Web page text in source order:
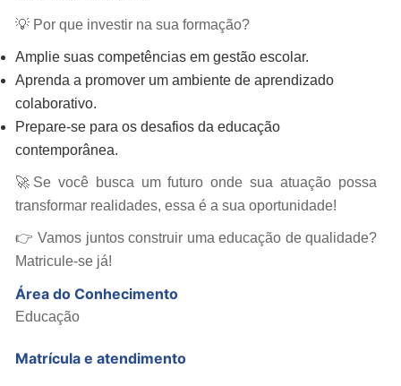
💡 Por que investir na sua formação?
Amplie suas competências em gestão escolar.
Aprenda a promover um ambiente de aprendizado
colaborativo.
Prepare-se para os desafios da educação
contemporânea.
🚀Se você busca um futuro onde sua atuação possa
transformar realidades, essa é a sua oportunidade!
👉 Vamos juntos construir uma educação de qualidade?
Matricule-se já!
Área do Conhecimento
Educação
Matrícula e atendimento